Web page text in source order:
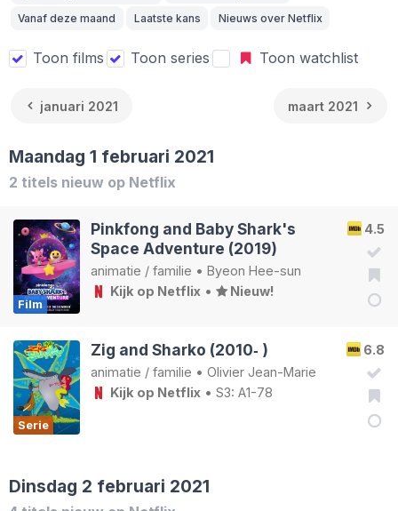
Vanaf deze maand Laatste kans Nieuws over Netflix
Toon films Toon series Toon watchlist
januari 2021 maart 2021
Maandag 1 februari 2021
2 titels nieuw op Netflix
Film
4.5
Pinkfong and Baby Shark's
Space Adventure (2019)
animatie / familie • Byeon Hee-sun
Kijk op Netflix • Nieuw!
Serie
6.8
Zig and Sharko (2010‑ )
animatie / familie • Olivier Jean-Marie
Kijk op Netflix • S3: A1-78
Dinsdag 2 februari 2021